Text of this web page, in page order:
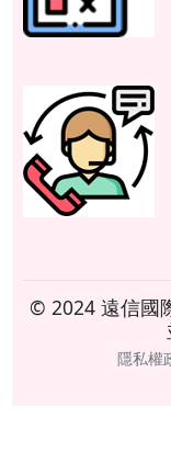
© 2024 遠信國
隱私權